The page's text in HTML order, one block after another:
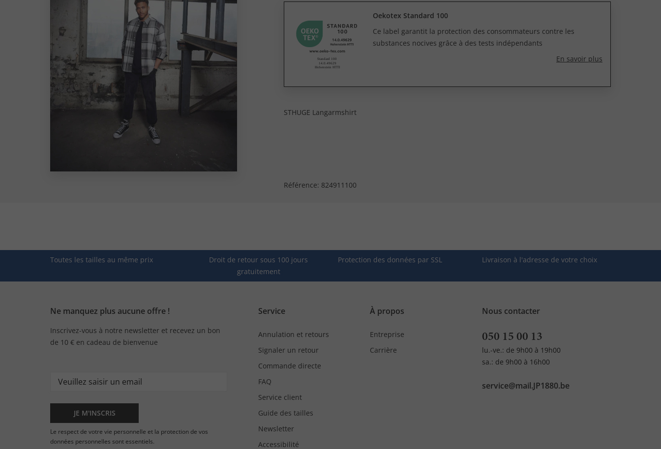
Oekotex Standard 100
Ce label garantit la protection des consommateurs contre les
substances nocives grâce à des tests indépendants
En savoir plus
STHUGE Langarmshirt
Référence: 824911100
Toutes les tailles au même prix
Droit de retour sous 100 jours
gratuitement
Protection des données par SSL Livraison à l'adresse de votre choix
Ne manquez plus aucune offre !
Inscrivez-vous à notre newsletter et recevez un bon
de 10 € en cadeau de bienvenue
JE M'INSCRIS
Le respect de votre vie personnelle et la protection de vos
données personnelles sont essentiels.
Service
Annulation et retours
Signaler un retour
Commande directe
FAQ
Service client
Guide des tailles
Newsletter
Accessibilité
À propos
Entreprise
Carrière
Nous contacter
050 15 00 13
lu.-ve.: de 9h00 à 19h00
sa.: de 9h00 à 16h00
service@mail.JP1880.be